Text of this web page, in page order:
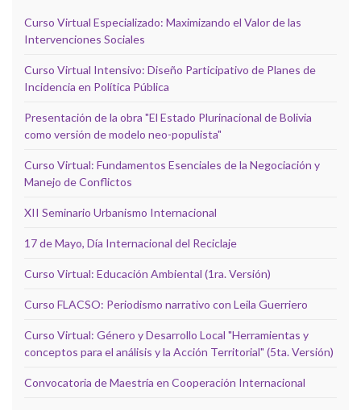
Curso Virtual Especializado: Maximizando el Valor de las
Intervenciones Sociales
Curso Virtual Intensivo: Diseño Participativo de Planes de
Incidencia en Política Pública
Presentación de la obra "El Estado Plurinacional de Bolivia
como versión de modelo neo-populista"
Curso Virtual: Fundamentos Esenciales de la Negociación y
Manejo de Conflictos
XII Seminario Urbanismo Internacional
17 de Mayo, Día Internacional del Reciclaje
Curso Virtual: Educación Ambiental (1ra. Versión)
Curso FLACSO: Periodismo narrativo con Leila Guerriero
Curso Virtual: Género y Desarrollo Local "Herramientas y
conceptos para el análisis y la Acción Territorial" (5ta. Versión)
Convocatoria de Maestría en Cooperación Internacional